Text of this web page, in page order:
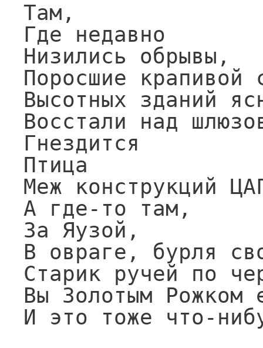
Там,
Где недавно
Низились обрывы,
Поросшие крапивой
Высотных зданий
Восстали над
Гнездится
Птица
Меж конструкций
А где-то там,
За Яузой,
В овраге, бурля
Старик ручей по
Вы Золотым Рожком
И это тоже что-